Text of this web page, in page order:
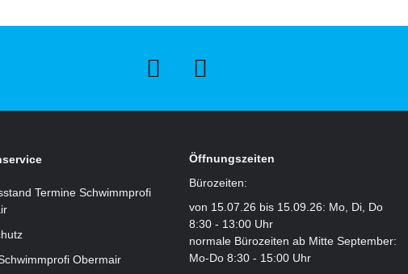
Termine Schwimmprofi
Obermair
Öffnungszeiten
Bürozeiten:
von 15.07.26 bis 15.09.26: Mo, Di, Do
8:30 - 13:00 Uhr
normale Bürozeiten ab Mitte September:
Mo-Do 8:30 - 15:00 Uhr